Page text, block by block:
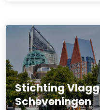
Stichting
Scheveningen